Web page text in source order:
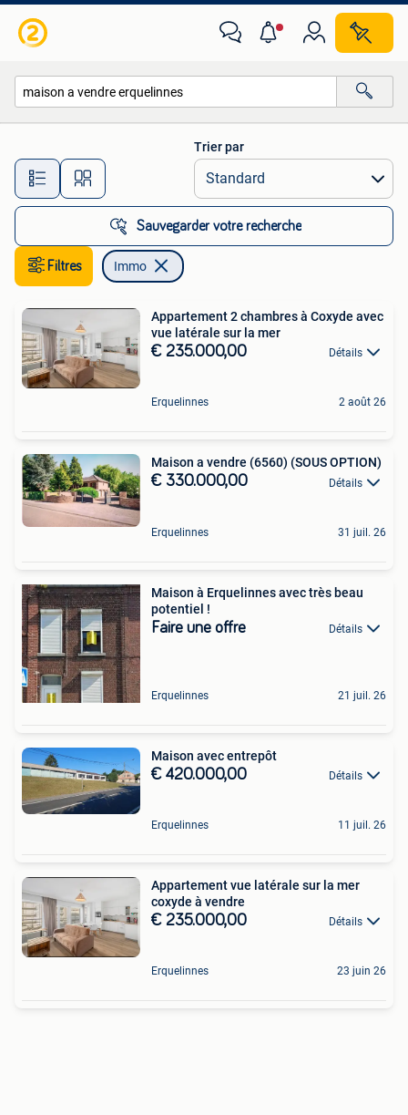
Toutes les distances…
Trier par
Sauvegarder votre recherche
Filtres Immo
Appartement 2 chambres à Coxyde avec
vue latérale sur la mer
€ 235.000,00 Détails
Erquelinnes 2 août 26
Maison a vendre (6560) (SOUS OPTION)
€ 330.000,00 Détails
Erquelinnes 31 juil. 26
Maison à Erquelinnes avec très beau
potentiel !
Faire une offre Détails
Erquelinnes 21 juil. 26
Maison avec entrepôt
€ 420.000,00 Détails
Erquelinnes 11 juil. 26
Appartement vue latérale sur la mer
coxyde à vendre
€ 235.000,00 Détails
Erquelinnes 23 juin 26